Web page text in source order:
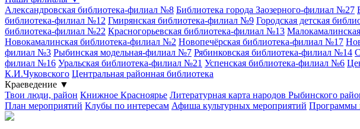
Александровская библиотека-филиал №8 Библиотека города Заозерного-филиал №27
библиотека-филиал №12 Гмирянская библиотека-филиал №9 Городская детская
библиотека-филиал №22 Красногорьевская библиотека-филиал №13
Новокамалинская библиотека-филиал №2 Новопечёрская библиотека-филиал №17
филиал №3 Рыбинская модельная-филиал №7 Рябинковская библиотека-филиал №14
филиал №16 Уральская библиотека-филиал №21 Успенская библиотека-филиал №6
К.И.Чуковского Центральная районная библиотека
Краеведение ▼
Твои люди, район Книжное Красноярье Литературная карта народов Рыбинского
План мероприятий Клубы по интересам Афиша культурных мероприятий Программы